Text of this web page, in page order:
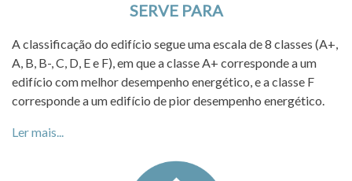
SERVE PARA
A classificação do edifício segue uma escala de 8 classes (A+,
A, B, B-, C, D, E e F), em que a classe A+ corresponde a um
edifício com melhor desempenho energético, e a classe F
corresponde a um edifício de pior desempenho energético.
Ler mais...